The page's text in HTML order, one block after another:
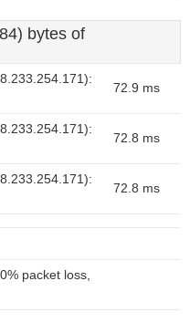
bytes of
72.9 ms
72.8 ms
72.8 ms
packet loss,